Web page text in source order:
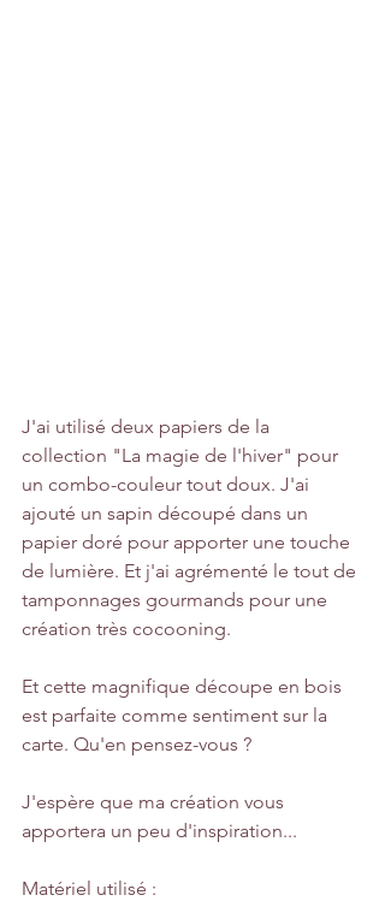
J'ai utilisé deux papiers de la
collection "La magie de l'hiver" pour
un combo-couleur tout doux. J'ai
ajouté un sapin découpé dans un
papier doré pour apporter une touche
de lumière. Et j'ai agrémenté le tout de
tamponnages gourmands pour une
création très cocooning.
Et cette magnifique découpe en bois
est parfaite comme sentiment sur la
carte. Qu'en pensez-vous ?
J'espère que ma création vous
apportera un peu d'inspiration...
Matériel utilisé :